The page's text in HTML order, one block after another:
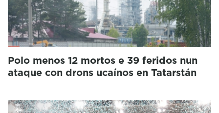
Polo menos 12 mortos e 39 feridos nun
ataque con drons ucaínos en Tatarstán